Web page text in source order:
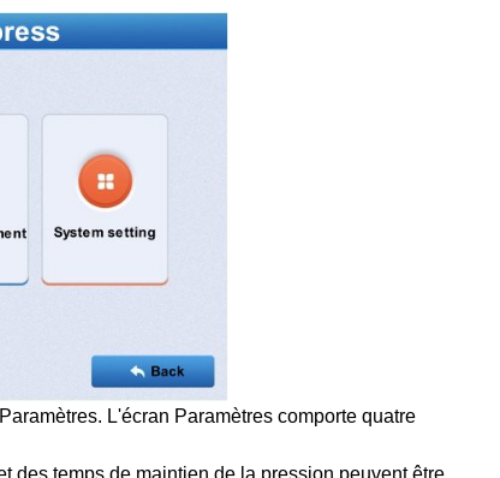
L'écran Paramètres comporte quatre
des temps de maintien de la pression peuvent être